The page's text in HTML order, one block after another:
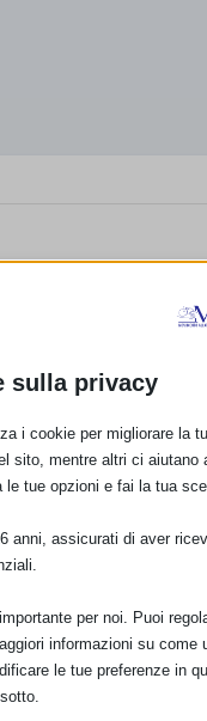
sulla privacy
i cookie per migliorare la
sito, mentre altri ci aiutano
le tue opzioni e fai la tua
anni, assicurati di aver
per noi. Puoi
informazioni su
le tue preferenze in